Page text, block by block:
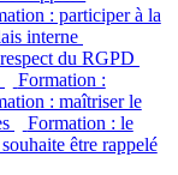
: participer à la
interne
du RGPD
Formation :
: maîtriser le
Formation : le
souhaite être rappelé